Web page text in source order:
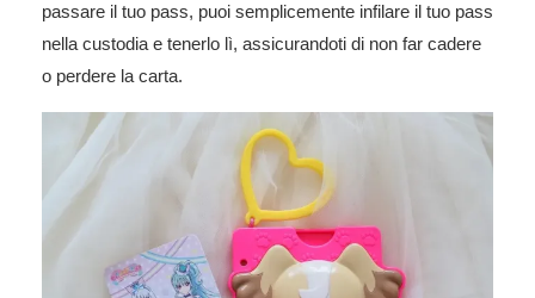
passare il tuo pass, puoi semplicemente infilare il tuo pass
nella custodia e tenerlo lì, assicurandoti di non far cadere
o perdere la carta.